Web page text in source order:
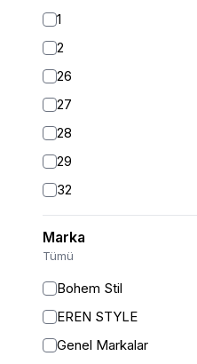
1
2
26
27
28
29
32
S
S/M
Marka
Tümü
Bohem Stil
EREN STYLE
Genel Markalar